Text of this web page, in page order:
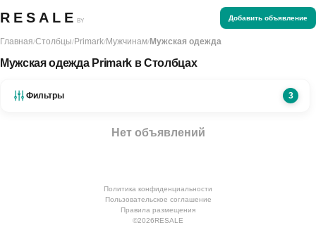
RESALE BY Добавить объявление
Главная/Столбцы/Primark/Мужчинам/Мужская одежда
Мужская одежда Primark в Столбцах
Фильтры 3
Нет объявлений
Политика конфиденциальности
Пользовательское соглашение
Правила размещения
©2026RESALE